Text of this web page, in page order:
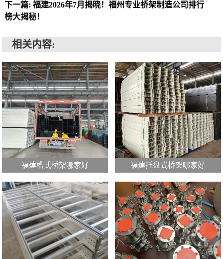
下一篇: 福建2026年7月揭晓！福州专业桥架制造公司排行
榜大揭秘！
相关内容:
福建槽式桥架哪家好 福建托盘式桥架哪家好